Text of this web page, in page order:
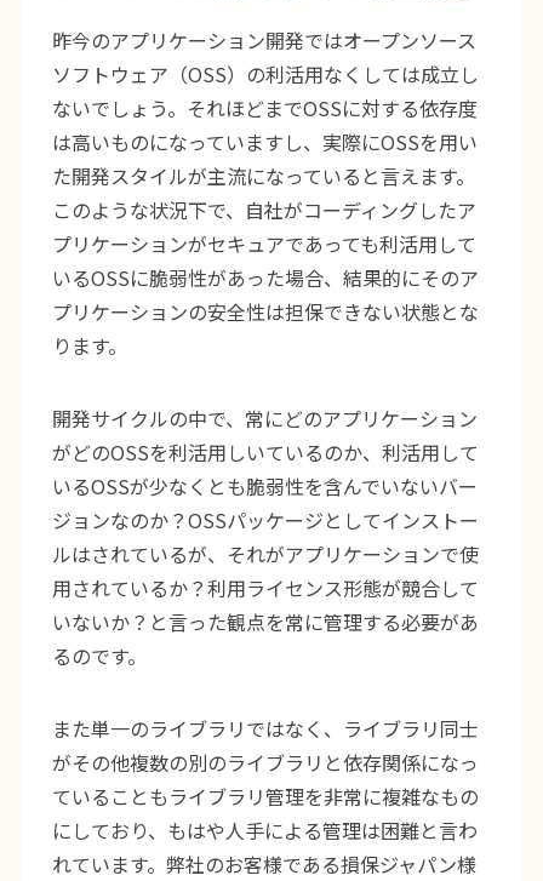
昨今のアプリケーション開発ではオープンソース
ソフトウェア（OSS）の利活用なくしては成立し
ないでしょう。それほどまでOSSに対する依存度
は高いものになっていますし、実際にOSSを用い
た開発スタイルが主流になっていると言えます。
このような状況下で、自社がコーディングしたア
プリケーションがセキュアであっても利活用して
いるOSSに脆弱性があった場合、結果的にそのア
プリケーションの安全性は担保できない状態とな
ります。
開発サイクルの中で、常にどのアプリケーション
がどのOSSを利活用しいているのか、利活用して
いるOSSが少なくとも脆弱性を含んでいないバー
ジョンなのか？OSSパッケージとしてインストー
ルはされているが、それがアプリケーションで使
用されているか？利用ライセンス形態が競合して
いないか？と言った観点を常に管理する必要があ
るのです。
また単一のライブラリではなく、ライブラリ同士
がその他複数の別のライブラリと依存関係になっ
ていることもライブラリ管理を非常に複雑なもの
にしており、もはや人手による管理は困難と言わ
れています。弊社のお客様である損保ジャパン様